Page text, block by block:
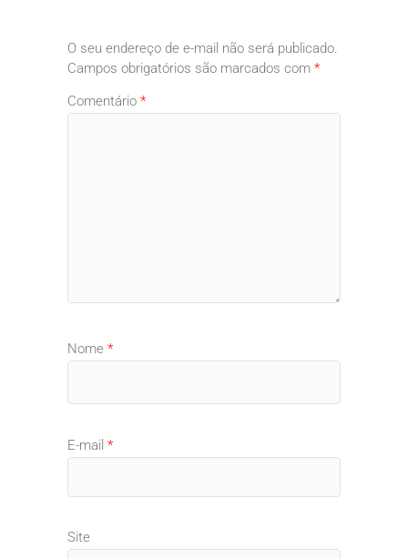
O seu endereço de e-mail não será publicado.
Campos obrigatórios são marcados com *
Comentário *
Nome *
E-mail *
Site